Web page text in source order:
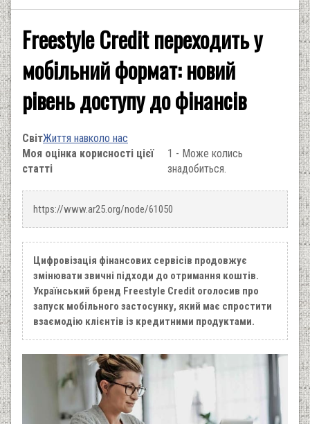
Freestyle Credit переходить у
мобільний формат: новий
рівень доступу до фінансів
СвітЖиття навколо нас
Моя оцінка корисності цієї
статті
1 - Може колись
знадобиться.
https://www.ar25.org/node/61050
Цифровізація фінансових сервісів продовжує
змінювати звичні підходи до отримання коштів.
Український бренд Freestyle Credit оголосив про
запуск мобільного застосунку, який має спростити
взаємодію клієнтів із кредитними продуктами.